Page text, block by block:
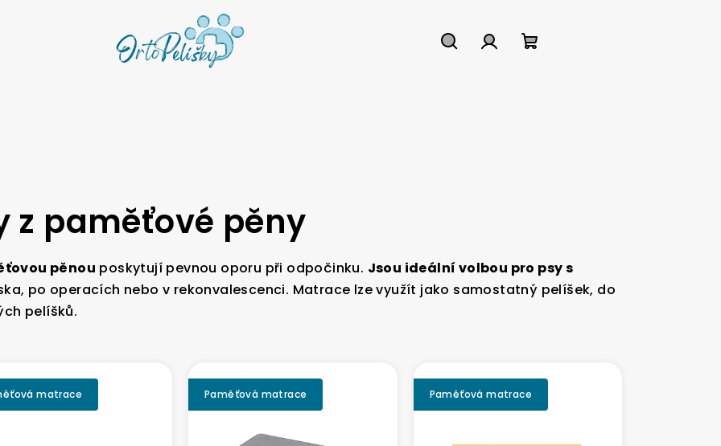
z paměťové pěny
pěnou poskytují pevnou oporu při odpočinku. Jsou ideální volbou pro psy s
po operacích nebo v rekonvalescenci. Matrace lze využít jako samostatný pelíšek, do
pelíšků.
matrace Paměťová matrace Paměťová matrace